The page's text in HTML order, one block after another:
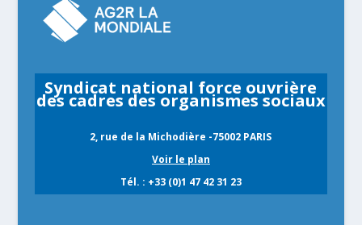
Syndicat national force ouvrière
des cadres des organismes sociaux
2, rue de la Michodière -75002 PARIS
Voir le plan
Tél. : +33 (0)1 47 42 31 23